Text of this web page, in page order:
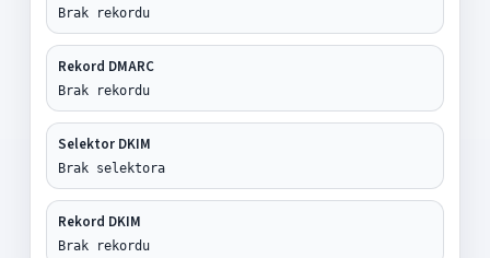
Brak rekordu
Rekord DMARC
Brak rekordu
Selektor DKIM
Brak selektora
Rekord DKIM
Brak rekordu